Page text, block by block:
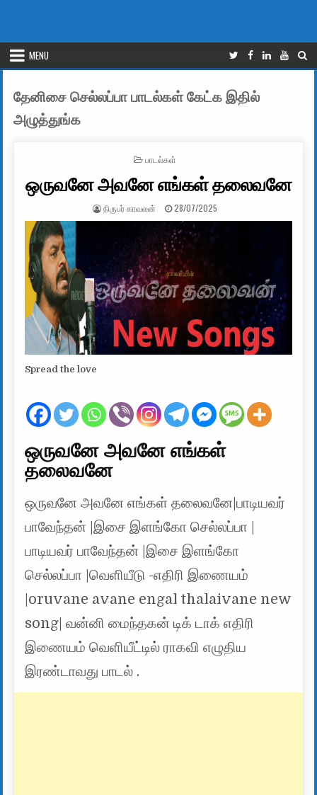
MENU
தேனிசை செல்லப்பா பாடல்கள் கேட்க இதில்
அழுத்துங்க
POSTED IN
பாடல்கள்
ஒருவனே அவனே எங்கள் தலைவனே
AUTHOR:
நிருபர் காவலன் PUBLISHED DATE:
28/07/2025
Spread the love
ஒருவனே அவனே எங்கள்
தலைவனே
ஒருவனே அவனே எங்கள் தலைவனே|பாடியவர்
பாவேந்தன் |இசை இளங்கோ செல்லப்பா |
பாடியவர் பாவேந்தன் |இசை இளங்கோ
செல்லப்பா |வெளியீடு -எதிரி இணையம்
|oruvane avane engal thalaivane new
song| வன்னி மைந்தகன் டிக் டாக் எதிரி
இணையம் வெளியீட்டில் ராகவி எழுதிய
இரண்டாவது பாடல் .